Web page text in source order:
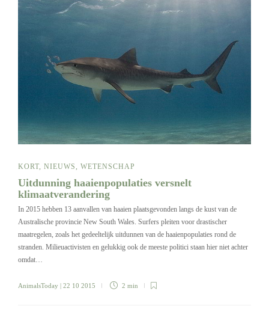
KORT NIEUWS WETENSCHAP
Uitdunning haaienpopulaties versnelt
klimaatverandering
In 2015 hebben 13 aanvallen van haaien plaatsgevonden langs de kust van de
Australische provincie New South Wales. Surfers pleiten voor drastischer
maatregelen, zoals het gedeeltelijk uitdunnen van de haaienpopulaties rond de
stranden. Milieuactivisten en gelukkig ook de meeste politici staan hier niet achter
omdat…
AnimalsToday | 22 10 2015 2 min